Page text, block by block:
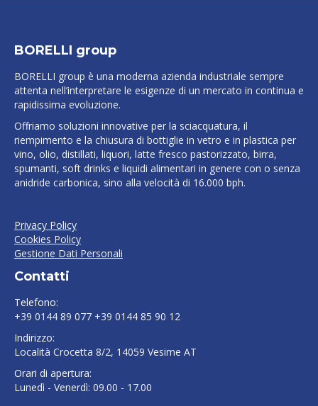
BORELLI group
BORELLI group è una moderna azienda industriale sempre
attenta nell’interpretare le esigenze di un mercato in continua e
rapidissima evoluzione.
Offriamo soluzioni innovative per la sciacquatura, il
riempimento e la chiusura di bottiglie in vetro e in plastica per
vino, olio, distillati, liquori, latte fresco pastorizzato, birra,
spumanti, soft drinks e liquidi alimentari in genere con o senza
anidride carbonica, sino alla velocità di 16.000 bph.
Privacy Policy
Cookies Policy
Gestione Dati Personali
Contatti
Telefono:
+39 0144 89 077 +39 0144 85 90 12
Indirizzo:
Località Crocetta 8/2, 14059 Vesime AT
Orari di apertura:
Lunedì - Venerdì: 09.00 - 17.00